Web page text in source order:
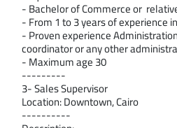
- Bachelor of Commerce or
- From 1 to 3 years of experience
- Proven experience
coordinator or any other
- Maximum age 30
---------
3- Sales Supervisor
Location: Downtown, Cairo
----------